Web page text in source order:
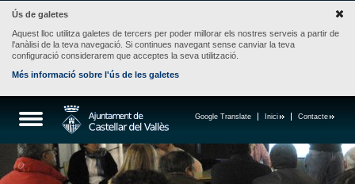
Ús de galetes
Aquest lloc utilitza galetes de tercers per poder millorar els nostres serveis a partir de
l'anàlisi de la teva navegació. Si continues navegant sense canviar la teva
configuració considerarem que acceptes la seva utilització.
Més informació sobre l'ús de les galetes
Contacte
Inici
Google Translate